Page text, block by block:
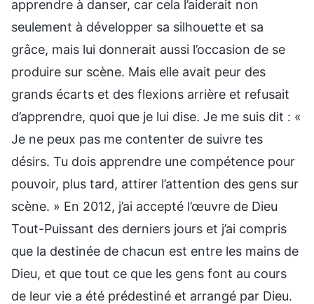
apprendre à danser, car cela l’aiderait non
seulement à développer sa silhouette et sa
grâce, mais lui donnerait aussi l’occasion de se
produire sur scène. Mais elle avait peur des
grands écarts et des flexions arrière et refusait
d’apprendre, quoi que je lui dise. Je me suis dit : «
Je ne peux pas me contenter de suivre tes
désirs. Tu dois apprendre une compétence pour
pouvoir, plus tard, attirer l’attention des gens sur
scène. » En 2012, j’ai accepté l’œuvre de Dieu
Tout-Puissant des derniers jours et j’ai compris
que la destinée de chacun est entre les mains de
Dieu, et que tout ce que les gens font au cours
de leur vie a été prédestiné et arrangé par Dieu.